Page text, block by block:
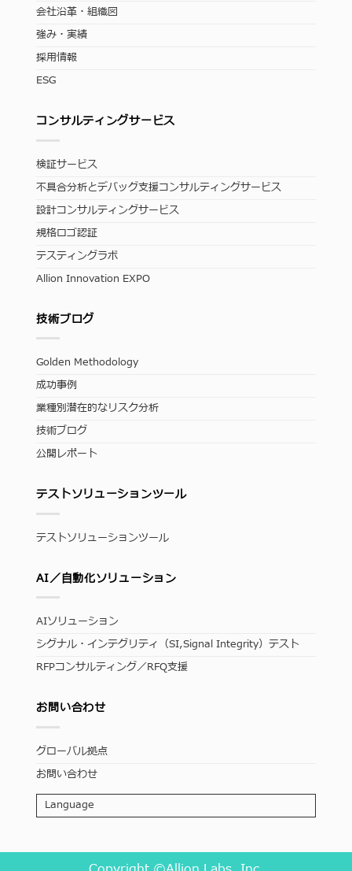
会社沿革・組織図
強み・実績
採用情報
ESG
コンサルティングサービス
検証サービス
不具合分析とデバッグ支援コンサルティングサービス
設計コンサルティングサービス
規格ロゴ認証
テスティングラボ
Allion Innovation EXPO
技術ブログ
Golden Methodology
成功事例
業種別潜在的なリスク分析
技術ブログ
公開レポート
テストソリューションツール
テストソリューションツール
AI／自動化ソリューション
AIソリューション
シグナル・インテグリティ（SI,Signal Integrity）テスト
RFPコンサルティング／RFQ支援
お問い合わせ
グローバル拠点
お問い合わせ
Language